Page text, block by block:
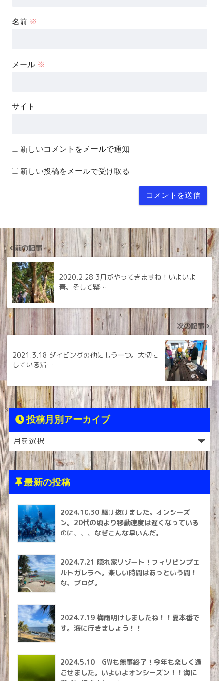
名前 ※
メール ※
サイト
新しいコメントをメールで通知
新しい投稿をメールで受け取る
前の記事
2020.2.28 3月がやってきますね！いよいよ
春。そして緊…
次の記事
2021.3.18 ダイビングの他にもう一つ。大切に
している活…
投稿月別アーカイブ
最新の投稿
2024.10.30 駆け抜けました。オンシーズ
ン。20代の頃より移動速度は遅くなっている
のに、、、なぜこんな早いんだ。
2024.7.21 隠れ家リゾート！フィリピンプエ
ルトガレラへ。楽しい時間はあっという間！
な、ブログ。
2024.7.19 梅雨明けしましたね！！夏本番で
す。海に行きましょう！！
2024.5.10 GWも無事終了！今年も楽しく過
ごせました。いよいよオンシーズン！！海に